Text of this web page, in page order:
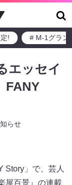
! # M-1グラン
エッセイ
FANY
らせ
Story」で、芸人
屋百景』の連載